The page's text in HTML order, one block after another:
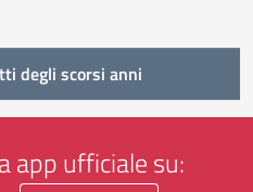
degli scorsi anni
app ufficiale su: